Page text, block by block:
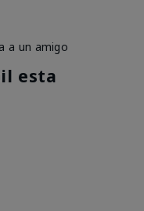
a un amigo
esta